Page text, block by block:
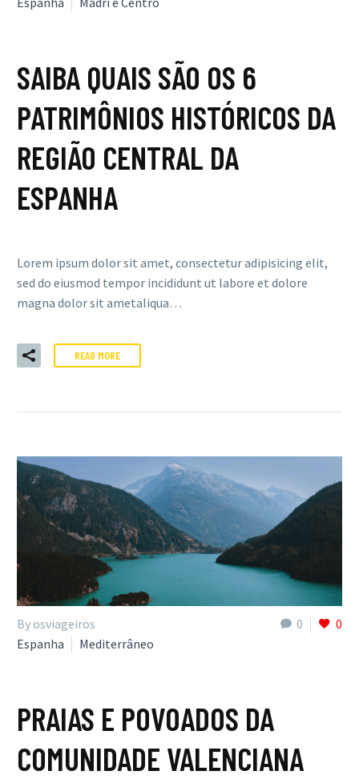
SAIBA QUAIS SÃO OS 6
PATRIMÔNIOS HISTÓRICOS DA
REGIÃO CENTRAL DA
ESPANHA
Lorem ipsum dolor sit amet, consectetur adipisicing elit,
sed do eiusmod tempor incididunt ut labore et dolore
magna dolor sit ametaliqua…
READ MORE
0 0
By osviageiros
Espanha
Mediterrâneo
PRAIAS E POVOADOS DA
COMUNIDADE VALENCIANA